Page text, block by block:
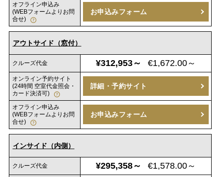
オフライン申込み
(WEBフォームよりお問
合せ)
お申込みフォーム
アウトサイド（窓付）
クルーズ代金 ¥312,953～ €1,672.00～
オンライン予約サイト
(24時間 空室代金照会・
カード決済可)
詳細・予約サイト
オフライン申込み
(WEBフォームよりお問
合せ)
お申込みフォーム
インサイド（内側）
クルーズ代金 ¥295,358～ €1,578.00～